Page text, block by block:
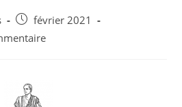
février 2021